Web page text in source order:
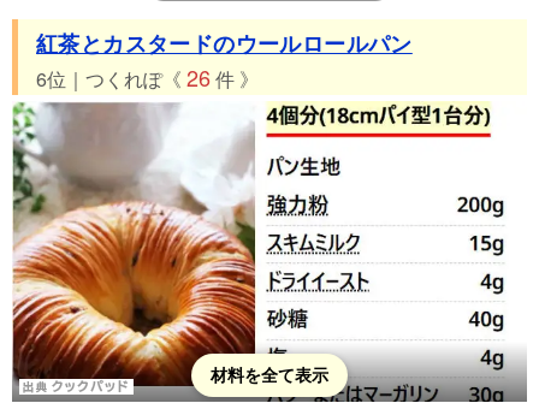
紅茶とカスタードのウールロールパン
6位｜つくれぽ《 26件 》
材料を全て表示